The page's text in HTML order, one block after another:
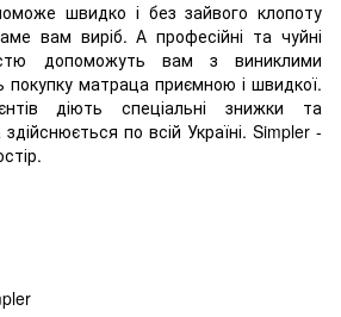
швидко і без зайвого клопоту
вам виріб. А професійні та чуйні
допоможуть вам з виниклими
покупку матраца приємною і швидкої.
діють спеціальні знижки та
по всій Україні. Simpler -